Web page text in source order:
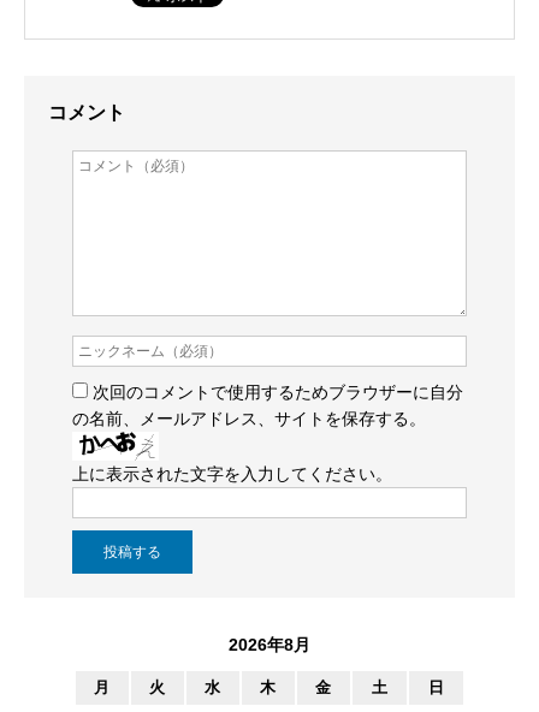
コメント
次回のコメントで使用するためブラウザーに自分
の名前、メールアドレス、サイトを保存する。
上に表示された文字を入力してください。
2026年8月
月 火 水 木 金 土
日